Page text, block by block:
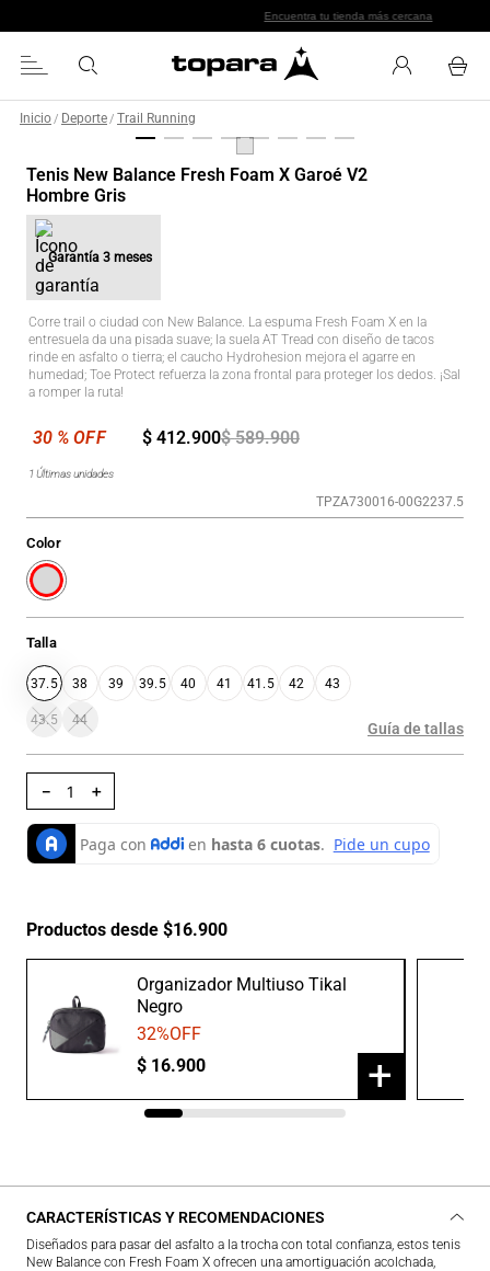
Encuentra tu tienda más cercana
Inicio / Deporte / Trail Running
Tenis New Balance Fresh Foam X Garoé V2
Hombre Gris
Garantía 3 meses
Corre trail o ciudad con New Balance. La espuma Fresh Foam X en la
entresuela da una pisada suave; la suela AT Tread con diseño de tacos
rinde en asfalto o tierra; el caucho Hydrohesion mejora el agarre en
humedad; Toe Protect refuerza la zona frontal para proteger los dedos. ¡Sal
a romper la ruta!
$ 589.900
$ 412.900
1 Últimas unidades
TPZA730016-00G2237.5
Talla
37.5 38 39 39.5 40 41 41.5 42 43
43.5 44
Color
Guía de tallas
＋
－
Productos desde $16.900
Organizador Multiuso Tikal
Negro
32%OFF
$ 16.900 +
CARACTERÍSTICAS Y RECOMENDACIONES
Diseñados para pasar del asfalto a la trocha con total confianza, estos tenis
New Balance con Fresh Foam X ofrecen una amortiguación acolchada,